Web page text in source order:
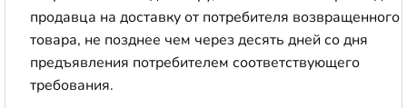
продавца на доставку от потребителя возвращенного
товара, не позднее чем через десять дней со дня
предъявления потребителем соответствующего
требования.